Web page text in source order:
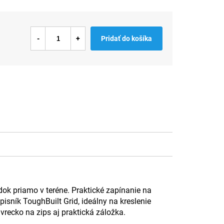
Pridať do košíka
priamo v teréne. Praktické zapínanie na
ToughBuilt Grid, ideálny na kreslenie
na zips aj praktická záložka.